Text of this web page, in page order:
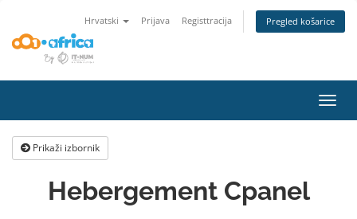
Hrvatski Prijava Registtracija Pregled košarice
Prikaži izbornik
Hebergement Cpanel